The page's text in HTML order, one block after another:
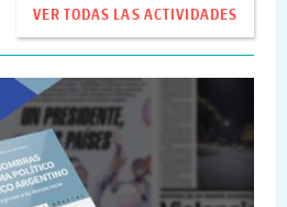
VER TODAS LAS ACTIVIDADES